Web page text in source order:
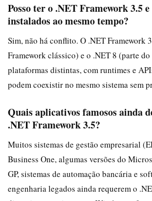
Posso ter o .NET Framework 3.5
instalados ao mesmo tempo?
Sim, não há conflito. O .NET Framework
Framework clássico) e o .NET 8 (parte
plataformas distintas, com runtimes e
podem coexistir no mesmo sistema sem
Quais aplicativos famosos ainda
.NET Framework 3.5?
Muitos sistemas de gestão empresarial
Business One, algumas versões do
GP, sistemas de automação bancária e
engenharia legados ainda requerem o